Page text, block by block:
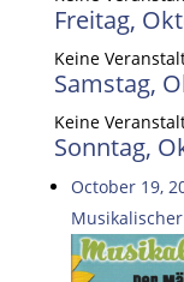
Freitag,
Keine
Samstag,
Keine
Sonntag,
October 19,